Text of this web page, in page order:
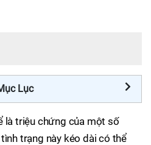
Lục
là triệu chứng của một số
trạng này kéo dài có thể